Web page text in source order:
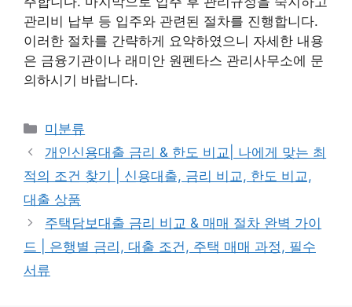
관리비 납부 등 입주와 관련된 절차를 진행합니다.
이러한 절차를 간략하게 요약하였으니 자세한 내용
은 금융기관이나 래미안 원펜타스 관리사무소에 문
의하시기 바랍니다.
Categories
미분류
개인신용대출 금리 & 한도 비교| 나에게 맞는 최
적의 조건 찾기 | 신용대출, 금리 비교, 한도 비교,
대출 상품
주택담보대출 금리 비교 & 매매 절차 완벽 가이
드 | 은행별 금리, 대출 조건, 주택 매매 과정, 필수
서류